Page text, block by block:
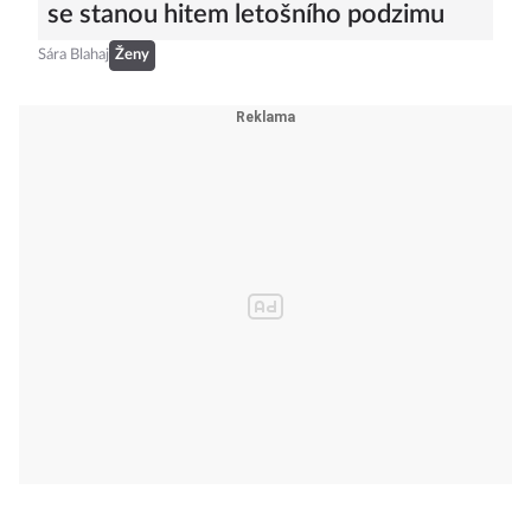
se stanou hitem letošního podzimu
Sára Blahaj Ženy